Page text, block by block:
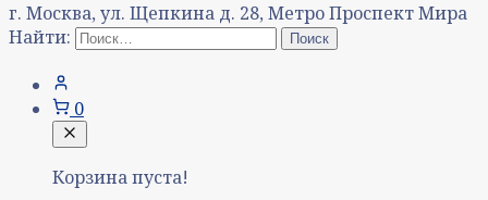
г. Москва, ул. Щепкина д. 28, Метро Проспект Мира
Найти:
0
Корзина пуста!